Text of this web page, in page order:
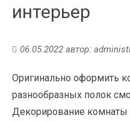
интерьер
06.05.2022 автор:
Оригинально оформить
разнообразных полок
Декорирование комнаты